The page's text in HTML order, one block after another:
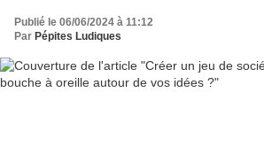
Publié le 06/06/2024 à 11:12
Par Pépites Ludiques